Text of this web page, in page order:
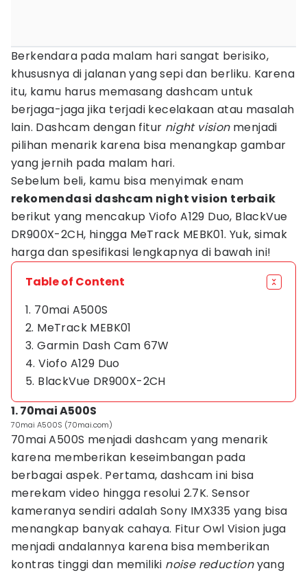
Berkendara pada malam hari sangat berisiko,
khususnya di jalanan yang sepi dan berliku. Karena
itu, kamu harus memasang dashcam untuk
berjaga-jaga jika terjadi kecelakaan atau masalah
lain. Dashcam dengan fitur night visionmenjadi
pilihan menarik karena bisa menangkap gambar
yang jernih pada malam hari.
Sebelum beli, kamu bisa menyimak enam
rekomendasi dashcam night vision terbaik
berikut yang mencakup Viofo A129 Duo, BlackVue
DR900X-2CH, hingga MeTrack MEBK01. Yuk, simak
harga dan spesifikasi lengkapnya di bawah ini!
Table of Content
1. 70mai A500S
2. MeTrack MEBK01
3. Garmin Dash Cam 67W
4. Viofo A129 Duo
5. BlackVue DR900X-2CH
1. 70mai A500S
70mai A500S (70mai.com)
70mai A500S menjadi dashcam yang menarik
karena memberikan keseimbangan pada
berbagai aspek. Pertama, dashcam ini bisa
merekam video hingga resolui 2.7K. Sensor
kameranya sendiri adalah Sony IMX335 yang bisa
menangkap banyak cahaya. Fitur Owl Vision juga
menjadi andalannya karena bisa memberikan
kontras tinggi dan memiliki noise reductionyang